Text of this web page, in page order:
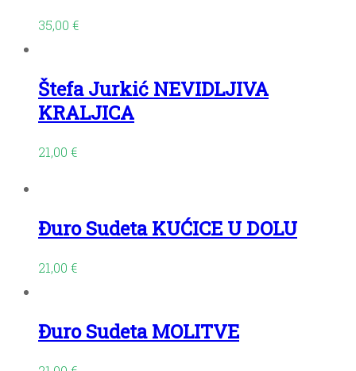
35,00 €
Štefa Jurkić NEVIDLJIVA
KRALJICA
21,00 €
Đuro Sudeta KUĆICE U DOLU
21,00 €
Đuro Sudeta MOLITVE